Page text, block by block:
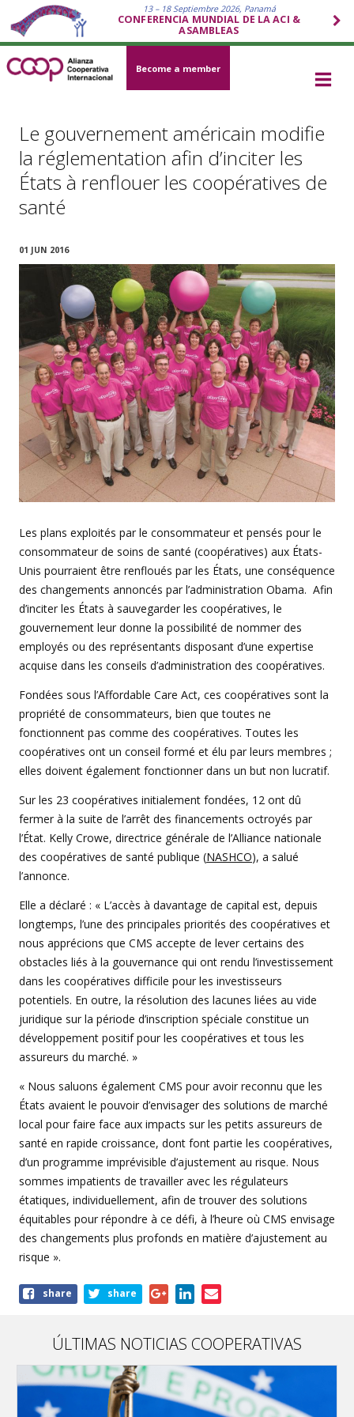
13 – 18 Septiembre 2026, Panamá
CONFERENCIA MUNDIAL DE LA ACI &
ASAMBLEAS
Become a member
Le gouvernement américain modifie
la réglementation afin d’inciter les
États à renflouer les coopératives de
santé
01 JUN 2016
Les plans exploités par le consommateur et pensés pour le
consommateur de soins de santé (coopératives) aux États-
Unis pourraient être renfloués par les États, une conséquence
des changements annoncés par l’administration Obama. Afin
d’inciter les États à sauvegarder les coopératives, le
gouvernement leur donne la possibilité de nommer des
employés ou des représentants disposant d’une expertise
acquise dans les conseils d’administration des coopératives.
Fondées sous l’Affordable Care Act, ces coopératives sont la
propriété de consommateurs, bien que toutes ne
fonctionnent pas comme des coopératives. Toutes les
coopératives ont un conseil formé et élu par leurs membres ;
elles doivent également fonctionner dans un but non lucratif.
Sur les 23 coopératives initialement fondées, 12 ont dû
fermer à la suite de l’arrêt des financements octroyés par
l’État. Kelly Crowe, directrice générale de l’Alliance nationale
des coopératives de santé publique (NASHCO), a salué
l’annonce.
Elle a déclaré : « L’accès à davantage de capital est, depuis
longtemps, l’une des principales priorités des coopératives et
nous apprécions que CMS accepte de lever certains des
obstacles liés à la gouvernance qui ont rendu l’investissement
dans les coopératives difficile pour les investisseurs
potentiels. En outre, la résolution des lacunes liées au vide
juridique sur la période d’inscription spéciale constitue un
développement positif pour les coopératives et tous les
assureurs du marché. »
« Nous saluons également CMS pour avoir reconnu que les
États avaient le pouvoir d’envisager des solutions de marché
local pour faire face aux impacts sur les petits assureurs de
santé en rapide croissance, dont font partie les coopératives,
d’un programme imprévisible d’ajustement au risque. Nous
sommes impatients de travailler avec les régulateurs
étatiques, individuellement, afin de trouver des solutions
équitables pour répondre à ce défi, à l’heure où CMS envisage
des changements plus profonds en matière d’ajustement au
risque ».
Shareshare share
ÚLTIMAS NOTICIAS COOPERATIVAS